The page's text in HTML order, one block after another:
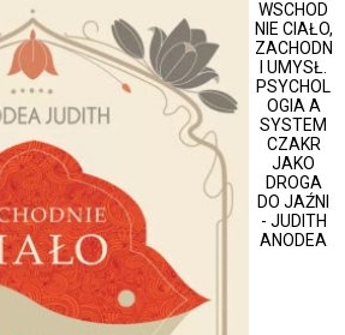
WSCHOD
NIE CIAŁO,
ZACHODN
I UMYSŁ.
PSYCHOL
OGIA A
SYSTEM
CZAKR
JAKO
DROGA
DO JAŹNI
- JUDITH
ANODEA